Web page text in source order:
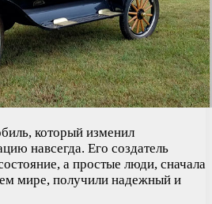
который изменил
навсегда. Его создатель
а простые люди, сначала
мире, получили надежный и